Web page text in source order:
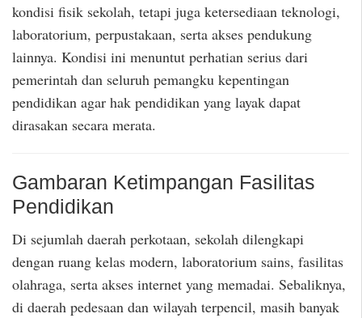
kondisi fisik sekolah, tetapi juga ketersediaan teknologi,
laboratorium, perpustakaan, serta akses pendukung
lainnya. Kondisi ini menuntut perhatian serius dari
pemerintah dan seluruh pemangku kepentingan
pendidikan agar hak pendidikan yang layak dapat
dirasakan secara merata.
Gambaran Ketimpangan Fasilitas
Pendidikan
Di sejumlah daerah perkotaan, sekolah dilengkapi
dengan ruang kelas modern, laboratorium sains, fasilitas
olahraga, serta akses internet yang memadai. Sebaliknya,
di daerah pedesaan dan wilayah terpencil, masih banyak